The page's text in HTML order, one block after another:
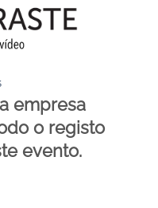
empresa
o registo
evento.